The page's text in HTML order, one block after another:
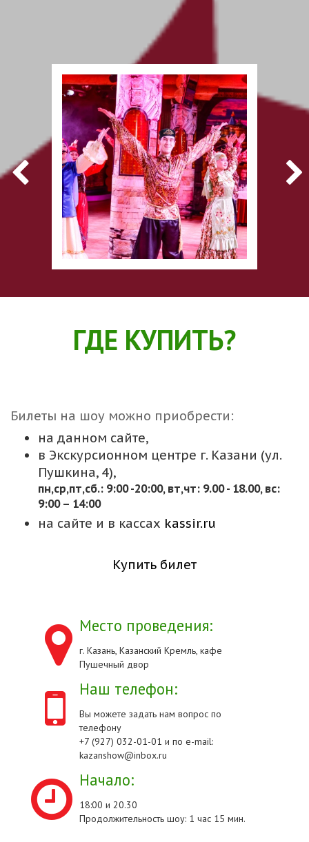
ГДЕ КУПИТЬ?
Билеты на шоу можно приобрести:
на данном сайте,
в Экскурсионном центре г. Казани (ул.
Пушкина, 4),
пн,cр,пт,сб.: 9:00 -20:00, вт,чт: 9.00 - 18.00, вс:
9:00 – 14:00
на сайте и в кассах kassir.ru
Купить билет
Место проведения:
г. Казань, Казанский Кремль, кафе
Пушечный двор
Наш телефон:
Вы можете задать нам вопрос по
телефону
+7 (927) 032-01-01 и по e-mail:
kazanshow@inbox.ru
Начало:
18:00 и 20.30
Продолжительность шоу: 1 час 15 мин.